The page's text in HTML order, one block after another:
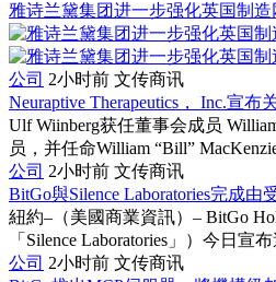
雅诗兰黛集团进一步强化英国制
公司 2小时前 文传商讯
Neuraptive Therapeutics， Inc.宣
Ulf Wiinberg获任董事会成员
员，并任命William “Bill”
公司 2小时前 文传商讯
BitGo與Silence Laboratories完成
紐約–（美國商業資訊）– BitGo
「Silence Laboratories」）今日
公司 2小时前 文传商讯